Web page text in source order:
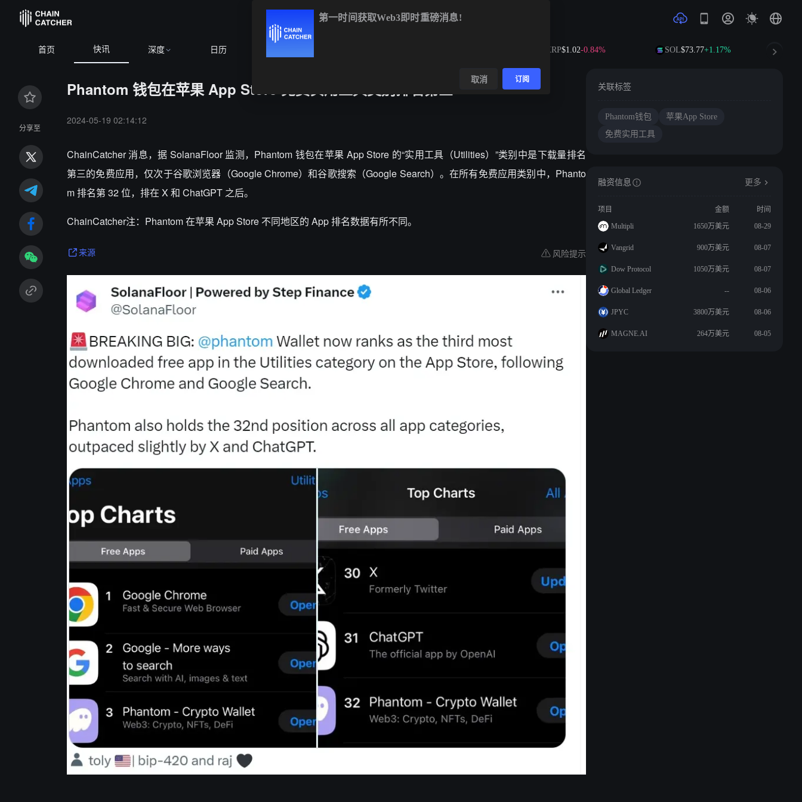
首页 快讯 深度 日历
$64,983.41 XRP$1.02-0.84% SOL$73.77+1.17%
分享至
Phantom 钱包在苹果 App Store 免费实用工具类别排名第三
2024-05-19 02:14:12
ChainCatcher 消息，据 SolanaFloor 监测，Phantom 钱包在苹果 App Store 的“实用工具（Utilities）”类别中是下载量排名
第三的免费应用，仅次于谷歌浏览器（Google Chrome）和谷歌搜索（Google Search）。在所有免费应用类别中，Phanto
m 排名第 32 位，排在 X 和 ChatGPT 之后。
ChainCatcher注：Phantom 在苹果 App Store 不同地区的 App 排名数据有所不同。
来源 风险提示
关联标签
Phantom钱包
苹果App Store
免费实用工具
融资信息 更多
项目 金额
时间
Multipli
1650万美元 08-29
Vangrid 900万美元 08-07
Dow Protocol 1050万美元 08-07
Global Ledger -- 08-06
JPYC 3800万美元 08-06
MAGNE.AI 264万美元 08-05
第一时间获取Web3即时重磅消息!
取消 订阅